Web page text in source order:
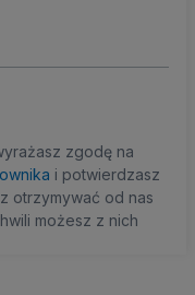
zgodę na
i potwierdzasz
otrzymywać od nas
możesz z nich